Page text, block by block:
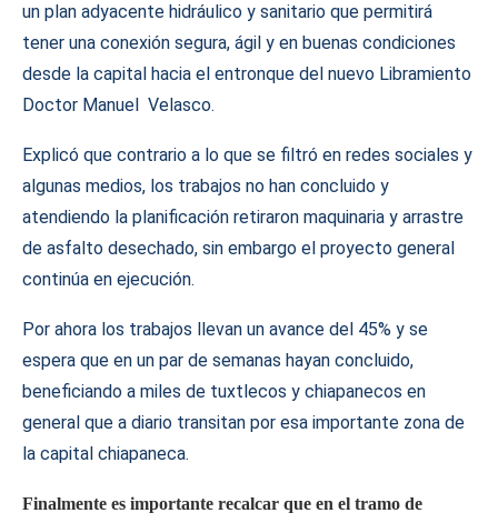
un plan adyacente hidráulico y sanitario que permitirá
tener una conexión segura, ágil y en buenas condiciones
desde la capital hacia el entronque del nuevo Libramiento
Doctor Manuel Velasco.
Explicó que contrario a lo que se filtró en redes sociales y
algunas medios, los trabajos no han concluido y
atendiendo la planificación retiraron maquinaria y arrastre
de asfalto desechado, sin embargo el proyecto general
continúa en ejecución.
Por ahora los trabajos llevan un avance del 45% y se
espera que en un par de semanas hayan concluido,
beneficiando a miles de tuxtlecos y chiapanecos en
general que a diario transitan por esa importante zona de
la capital chiapaneca.
Finalmente es importante recalcar que en el tramo de